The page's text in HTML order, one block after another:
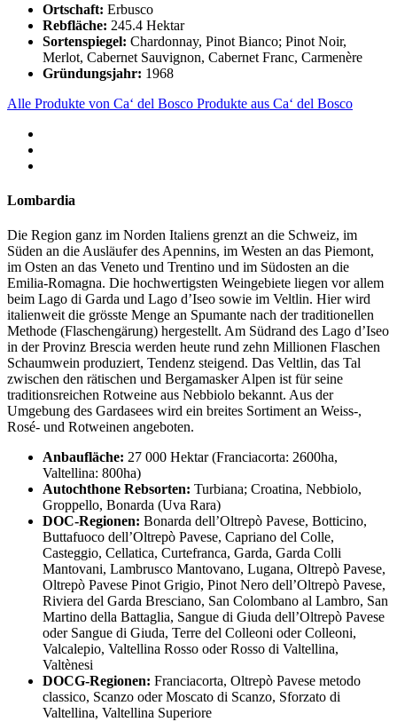
Ortschaft: Erbusco
Rebfläche: 245.4 Hektar
Sortenspiegel: Chardonnay, Pinot Bianco; Pinot Noir,
Merlot, Cabernet Sauvignon, Cabernet Franc, Carmenère
Gründungsjahr: 1968
Alle Produkte von Ca‘ del Bosco Produkte aus Ca‘ del Bosco
Lombardia
Die Region ganz im Norden Italiens grenzt an die Schweiz, im
Süden an die Ausläufer des Apennins, im Westen an das Piemont,
im Osten an das Veneto und Trentino und im Südosten an die
Emilia-Romagna. Die hochwertigsten Weingebiete liegen vor allem
beim Lago di Garda und Lago d’Iseo sowie im Veltlin. Hier wird
italienweit die grösste Menge an Spumante nach der traditionellen
Methode (Flaschengärung) hergestellt. Am Südrand des Lago d’Iseo
in der Provinz Brescia werden heute rund zehn Millionen Flaschen
Schaumwein produziert, Tendenz steigend. Das Veltlin, das Tal
zwischen den rätischen und Bergamasker Alpen ist für seine
traditionsreichen Rotweine aus Nebbiolo bekannt. Aus der
Umgebung des Gardasees wird ein breites Sortiment an Weiss-,
Rosé- und Rotweinen angeboten.
Anbaufläche: 27 000 Hektar (Franciacorta: 2600ha,
Valtellina: 800ha)
Autochthone Rebsorten: Turbiana; Croatina, Nebbiolo,
Groppello, Bonarda (Uva Rara)
DOC-Regionen: Bonarda dell’Oltrepò Pavese, Botticino,
Buttafuoco dell’Oltrepò Pavese, Capriano del Colle,
Casteggio, Cellatica, Curtefranca, Garda, Garda Colli
Mantovani, Lambrusco Mantovano, Lugana, Oltrepò Pavese,
Oltrepò Pavese Pinot Grigio, Pinot Nero dell’Oltrepò Pavese,
Riviera del Garda Bresciano, San Colombano al Lambro, San
Martino della Battaglia, Sangue di Giuda dell’Oltrepò Pavese
oder Sangue di Giuda, Terre del Colleoni oder Colleoni,
Valcalepio, Valtellina Rosso oder Rosso di Valtellina,
Valtènesi
DOCG-Regionen: Franciacorta, Oltrepò Pavese metodo
classico, Scanzo oder Moscato di Scanzo, Sforzato di
Valtellina, Valtellina Superiore